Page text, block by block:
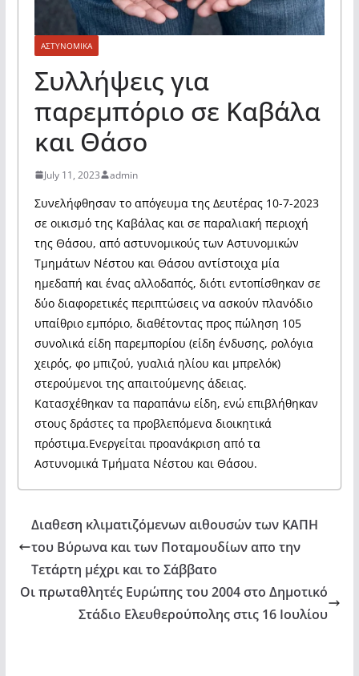
ΑΣΤΥΝΟΜΙΚΑ
Συλλήψεις για
παρεμπόριο σε Καβάλα
και Θάσο
July 11, 2023 admin
Συνελήφθησαν το απόγευμα της Δευτέρας 10-7-2023
σε οικισμό της Καβάλας και σε παραλιακή περιοχή
της Θάσου, από αστυνομικούς των Αστυνομικών
Τμημάτων Νέστου και Θάσου αντίστοιχα μία
ημεδαπή και ένας αλλοδαπός, διότι εντοπίσθηκαν σε
δύο διαφορετικές περιπτώσεις να ασκούν πλανόδιο
υπαίθριο εμπόριο, διαθέτοντας προς πώληση 105
συνολικά είδη παρεμπορίου (είδη ένδυσης, ρολόγια
χειρός, φο μπιζού, γυαλιά ηλίου και μπρελόκ)
στερούμενοι της απαιτούμενης άδειας.
Κατασχέθηκαν τα παραπάνω είδη, ενώ επιβλήθηκαν
στους δράστες τα προβλεπόμενα διοικητικά
πρόστιμα.Ενεργείται προανάκριση από τα
Αστυνομικά Τμήματα Νέστου και Θάσου.
Διαθεση κλιματιζόμενων αιθουσών των ΚΑΠΗ
του Βύρωνα και των Ποταμουδίων απο την
Τετάρτη μέχρι και το Σάββατο
Οι πρωταθλητές Ευρώπης του 2004 στο Δημοτικό
Στάδιο Ελευθερούπολης στις 16 Ιουλίου